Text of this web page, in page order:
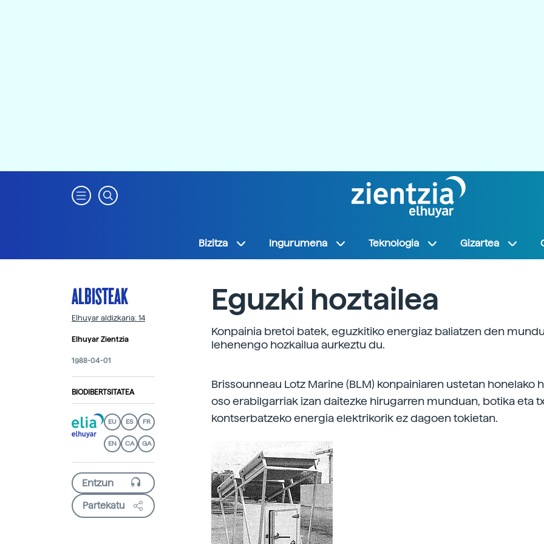
Bizitza Ingurumena Teknologia Gizartea
ALBISTEAK
Elhuyar aldizkaria: 14
Elhuyar Zientzia
1988-04-01
BIODIBERTSITATEA
EU ES FR
EN CA GA
Partekatu
Eguzki hoztailea
Konpainia bretoi batek, eguzkitiko energiaz baliatzen den
lehenengo hozkailua aurkeztu du.
Brissounneau Lotz Marine (BLM) konpainiaren ustetan honelako
oso erabilgarriak izan daitezke hirugarren munduan, botika eta
kontserbatzeko energia elektrikorik ez dagoen tokietan.